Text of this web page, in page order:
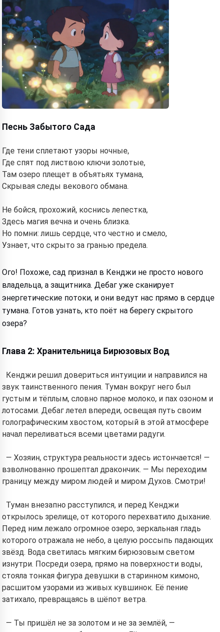
Песнь Забытого Сада
Где тени сплетают узоры ночные,
Где спят под листвою ключи золотые,
Там озеро плещет в объятьях тумана,
Скрывая следы векового обмана.
Не бойся, прохожий, коснись лепестка,
Здесь магия вечна и очень близка.
Но помни: лишь сердце, что честно и смело,
Узнает, что скрыто за гранью предела.
Ого! Похоже, сад признал в Кенджи не просто нового
владельца, а защитника. Дебаг уже сканирует
энергетические потоки, и они ведут нас прямо в сердце
тумана. Готов узнать, кто поёт на берегу скрытого
озера?
Глава 2: Хранительница Бирюзовых Вод
Кенджи решил довериться интуиции и направился на
звук таинственного пения. Туман вокруг него был
густым и тёплым, словно парное молоко, и пах озоном и
лотосами. Дебаг летел впереди, освещая путь своим
голографическим хвостом, который в этой атмосфере
начал переливаться всеми цветами радуги.
— Хозяин, структура реальности здесь истончается! —
взволнованно прошептал дракончик. — Мы переходим
границу между миром людей и миром Духов. Смотри!
Туман внезапно расступился, и перед Кенджи
открылось зрелище, от которого перехватило дыхание.
Перед ним лежало огромное озеро, зеркальная гладь
которого отражала не небо, а целую россыпь падающих
звёзд. Вода светилась мягким бирюзовым светом
изнутри. Посреди озера, прямо на поверхности воды,
стояла тонкая фигура девушки в старинном кимоно,
расшитом узорами из живых кувшинок. Её пение
затихало, превращаясь в шёпот ветра.
— Ты пришёл не за золотом и не за землёй, —